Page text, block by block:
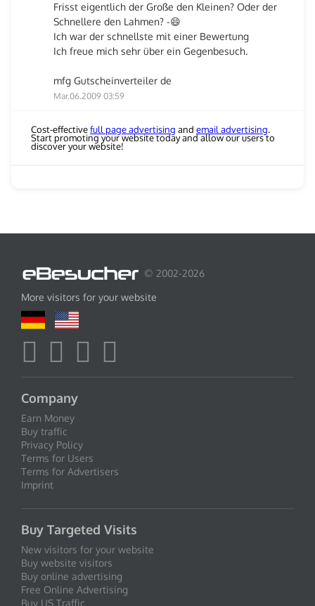
Frisst eigentlich der Große den Kleinen? Oder der
Schnellere den Lahmen? -😄
Ich war der schnellste mit einer Bewertung
Ich freue mich sehr über ein Gegenbesuch.
mfg Gutscheinverteiler de
Mar.06.2009 03:59
Cost-effectivefull page advertising and email advertising.
Start promoting your website today and allow our users to
discover your website!
© 2002-2026
More visitors for your website
Company
Earn Money
Buy traffic
Privacy Policy
Terms for Users
Terms for Advertisers
Imprint
Buy Targeted Visits
New visitors for your website
Buy website visitors
Buy online advertising
Free Online Advertising
Buy US Traffic